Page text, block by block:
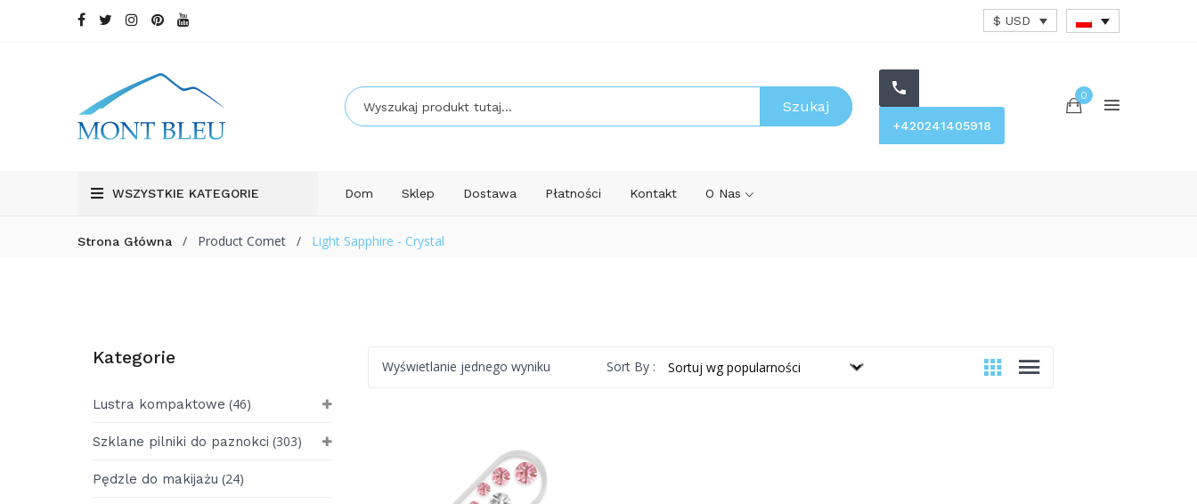
$ USD
Szukaj
+420241405918
0
WSZYSTKIE KATEGORIE Dom Sklep Dostawa Płatności Kontakt O Nas
Strona Główna / Product Comet / Light Sapphire - Crystal
Kategorie
Lustra kompaktowe (46)
Szklane pilniki do paznokci (303)
Pędzle do makijażu (24)
Wyświetlanie jednego wyniku Sort By :